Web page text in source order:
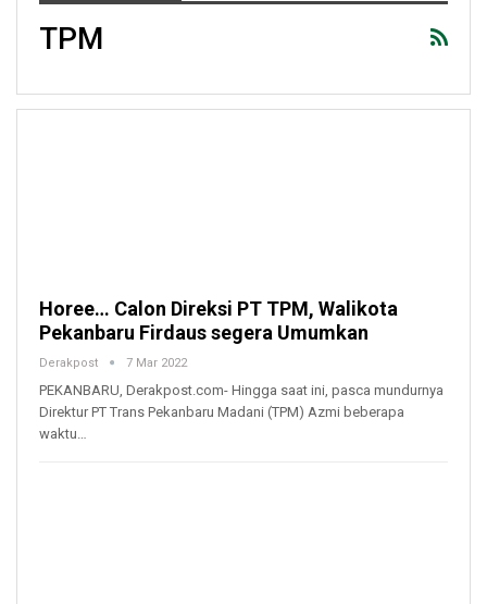
TPM
Horee… Calon Direksi PT TPM, Walikota
Pekanbaru Firdaus segera Umumkan
Derakpost 7 Mar 2022
PEKANBARU, Derakpost.com- Hingga saat ini, pasca mundurnya
Direktur PT Trans Pekanbaru Madani (TPM) Azmi beberapa
waktu…